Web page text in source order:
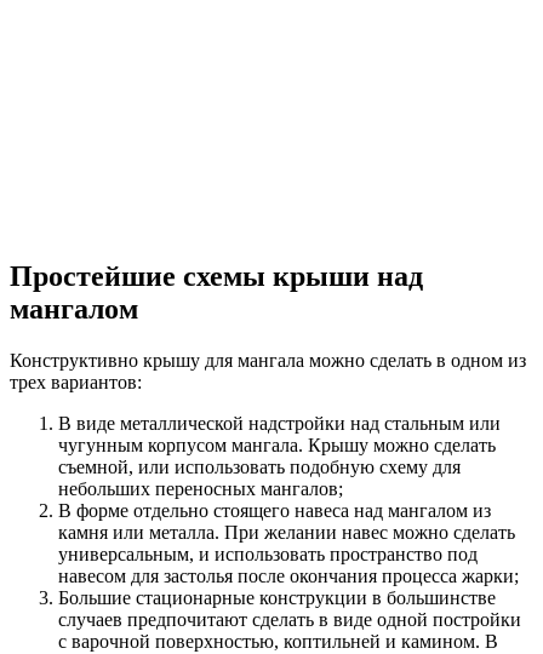
Простейшие схемы крыши над
мангалом
Конструктивно крышу для мангала можно сделать в одном из
трех вариантов:
В виде металлической надстройки над стальным или
чугунным корпусом мангала. Крышу можно сделать
съемной, или использовать подобную схему для
небольших переносных мангалов;
В форме отдельно стоящего навеса над мангалом из
камня или металла. При желании навес можно сделать
универсальным, и использовать пространство под
навесом для застолья после окончания процесса жарки;
Большие стационарные конструкции в большинстве
случаев предпочитают сделать в виде одной постройки
с варочной поверхностью, коптильней и камином. В